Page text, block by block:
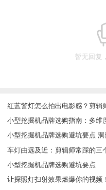
暂无回复
红蓝警灯怎么拍出电影感？剪辑
小型挖掘机品牌选购指南：多维
小型挖掘机品牌选购避坑要点
车灯由远及近：剪辑师常踩的三
小型挖掘机品牌选购避坑要点
让探照灯扫射效果燃爆你的视